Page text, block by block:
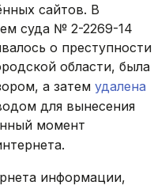
сайтов. В
суда № 2-2269-14
о преступности
области, была
а затем удалена
для вынесения
момент
информации,